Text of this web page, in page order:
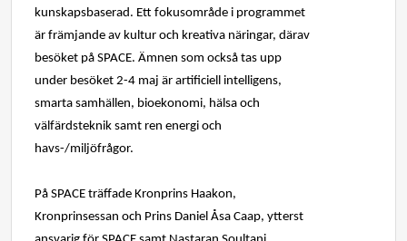
kunskapsbaserad. Ett fokusområde i programmet
är främjande av kultur och kreativa näringar, därav
besöket på SPACE. Ämnen som också tas upp
under besöket 2-4 maj är artificiell intelligens,
smarta samhällen, bioekonomi, hälsa och
välfärdsteknik samt ren energi och
havs-/miljöfrågor.
På SPACE träffade Kronprins Haakon,
Kronprinsessan och Prins Daniel Åsa Caap, ytterst